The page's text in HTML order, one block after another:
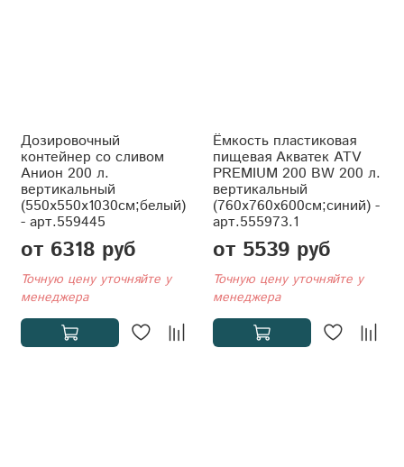
Дозировочный
контейнер со сливом
Анион 200 л.
вертикальный
(550x550x1030см;белый)
- арт.559445
от 6318 руб
Точную цену уточняйте у
менеджера
Ёмкость пластиковая
пищевая Акватек ATV
PREMIUM 200 BW 200 л.
вертикальный
(760x760x600см;синий) -
арт.555973.1
от 5539 руб
Точную цену уточняйте у
менеджера